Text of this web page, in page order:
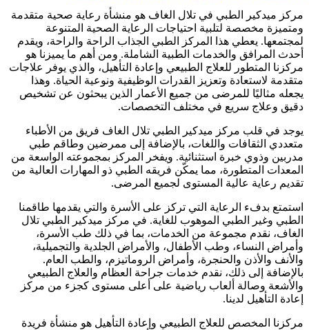
مركز ميدكير الطبي في تلال الغاف هو منشأة رعاية صحية متقدمة
ومتميزة مخصصة لتلبية احتياجات الرعاية الصحية المتنوعة
لمجتمعها. يعطي هذا المركز الطبي الجذاب الراحة والراحة، ويقدم
أحدث المرافق والخدمات الطبية الشاملة. ومن أهم ما يميزنا هو
مركزنا المتطور للعلاج الطبيعي وإعادة التأهيل، والذي يوفر علاجات
متقدمة لاستعادة وتعزيز القدرات الوظيفية ونوعية الحياة. وهذا
يجعله مثاليًا للمرضى من جميع الأعمار الذين يبحثون عن تشخيص
دقيق وعلاج سريع في مختلف التخصصات.
يوجد في قلب مركز ميدكير الطبي تلال الغاف فريق من الأطباء
متعددي الثقافات واللغات، بالإضافة إلى ممرضين وطاقم طبي
مدربين وذوي خبرة استثنائية. ويفخر المركز بمجموعته الواسعة من
المعدات المتطورة، مما يمكّن فريقه الطبي ذو المهارات العالية من
تقديم رعاية عالية المستوى لجميع المرضى.
استمتع بدفء الرعاية التي تركز على الأسرة والتي يقدمها طاقمنا
الطبي وغير الطبي الموهوب للغاية. في مركز ميدكير الطبي تلال
الغاف، نقدم مجموعة من الخدمات، بما في ذلك طب الأسرة،
وأمراض النساء، وطب الأطفال، والأمراض الجلدية والتجميلية،
والأنف والأذن والحنجرة، وأمراض الروماتيزم، والطب العام.
بالإضافة إلى ذلك، نقدم خدمات جراحة العظام والعلاج الطبيعي
والأشعة وصالة ألعاب رياضية على أعلى مستوى كجزء من مركز
إعادة التأهيل لدينا.
مركزنا المخصص للعلاج الطبيعي وإعادة التأهيل هو منشأة فريدة